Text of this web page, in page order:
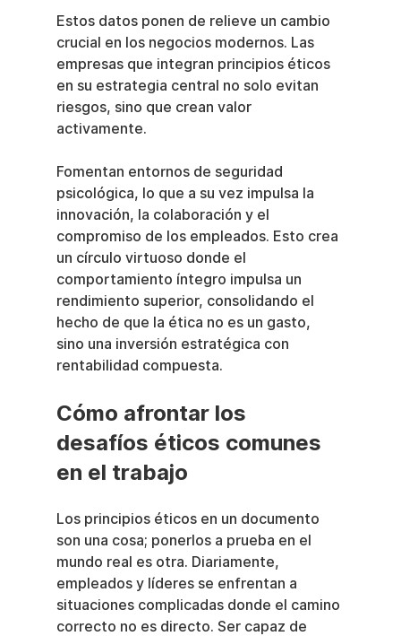
Estos datos ponen de relieve un cambio
crucial en los negocios modernos. Las
empresas que integran principios éticos
en su estrategia central no solo evitan
riesgos, sino que crean valor
activamente.
Fomentan entornos de seguridad
psicológica, lo que a su vez impulsa la
innovación, la colaboración y el
compromiso de los empleados. Esto crea
un círculo virtuoso donde el
comportamiento íntegro impulsa un
rendimiento superior, consolidando el
hecho de que la ética no es un gasto,
sino una inversión estratégica con
rentabilidad compuesta.
Cómo afrontar los
desafíos éticos comunes
en el trabajo
Los principios éticos en un documento
son una cosa; ponerlos a prueba en el
mundo real es otra. Diariamente,
empleados y líderes se enfrentan a
situaciones complicadas donde el camino
correcto no es directo. Ser capaz de